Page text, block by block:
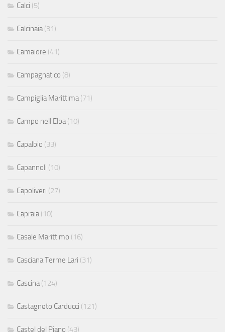
Calci (5)
Calcinaia (31)
Camaiore (41)
Campagnatico (8)
Campiglia Marittima (71)
Campo nell'Elba (10)
Capalbio (33)
Capannoli (10)
Capoliveri (27)
Capraia (10)
Casale Marittimo (16)
Casciana Terme Lari (31)
Cascina (124)
Castagneto Carducci (121)
Castel del Piano (43)